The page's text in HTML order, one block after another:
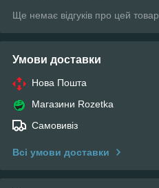
Ще немає відгуків про цей товар
Умови доставки
Нова Пошта
Магазини Rozetka
Самовивіз
Всі умови доставки